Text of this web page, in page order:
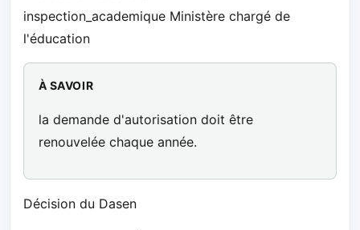
inspection_academique Ministère chargé de
l'éducation
À SAVOIR
la demande d'autorisation doit être
renouvelée chaque année.
Décision du Dasen